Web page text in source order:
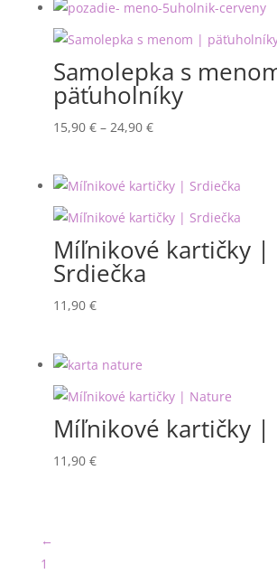
Samolepka s
päťuholníky
15,90 € – 24,90 €Price
through
24,90 €
Míľnikové kartičky |
Srdiečka
11,90 €
Míľnikové kartičky |
11,90 €
←
1